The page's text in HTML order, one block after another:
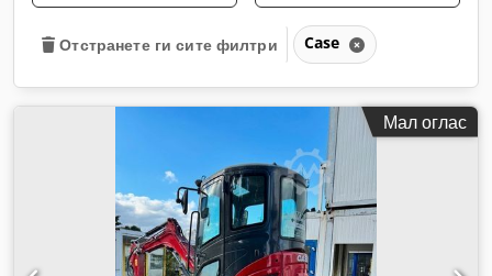
Отстранете ги сите филтри Case
Мал оглас